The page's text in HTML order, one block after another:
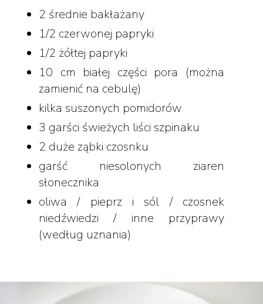
2 średnie bakłażany
1/2 czerwonej papryki
1/2 żółtej papryki
10 cm białej części pora (można
zamienić na cebulę)
kilka suszonych pomidorów
3 garści świeżych liści szpinaku
2 duże ząbki czosnku
garść niesolonych ziaren
słonecznika
oliwa / pieprz i sól / czosnek
niedźwiedzi / inne przyprawy
(według uznania)